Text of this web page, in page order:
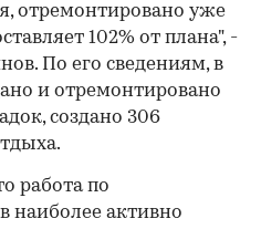
отремонтировано уже
102% от плана", -
По его сведениям, в
и отремонтировано
создано 306
работа по
наиболее активно